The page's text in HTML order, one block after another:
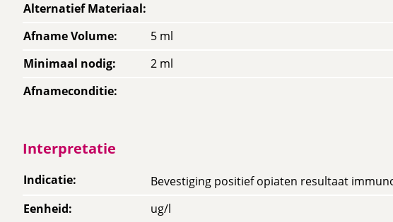
Alternatief Materiaal:
Afname Volume:
5 ml
Minimaal nodig:
2 ml
Afnameconditie:
Interpretatie
Indicatie:
Bevestiging positief opiaten resultaat
Eenheid: ug/l